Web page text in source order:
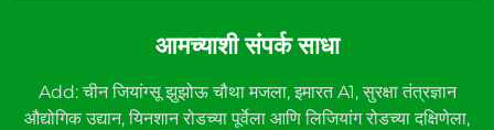
आमच्याशी संपर्क साधा
Add: चीन जियांग्सू झुझोऊ चौथा मजला, इमारत A1, सुरक्षा तंत्रज्ञान
औद्योगिक उद्यान, यिनशान रोडच्या पूर्वेला आणि लिजियांग रोडच्या दक्षिणेला,